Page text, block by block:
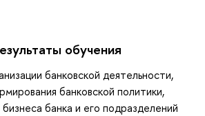
обучения
банковской деятельности,
банковской политики,
банка и его подразделений